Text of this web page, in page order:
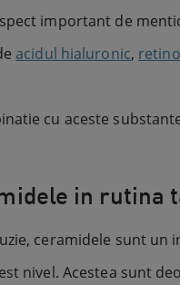
important de
acidul hialuronic,
cu aceste
in rutina
ceramidele sunt
nivel. Acestea sunt